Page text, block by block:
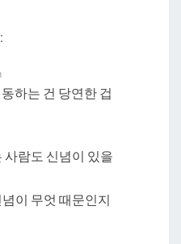
하는 건 당연한 겁
사람도 신념이 있을
이 무엇 때문인지